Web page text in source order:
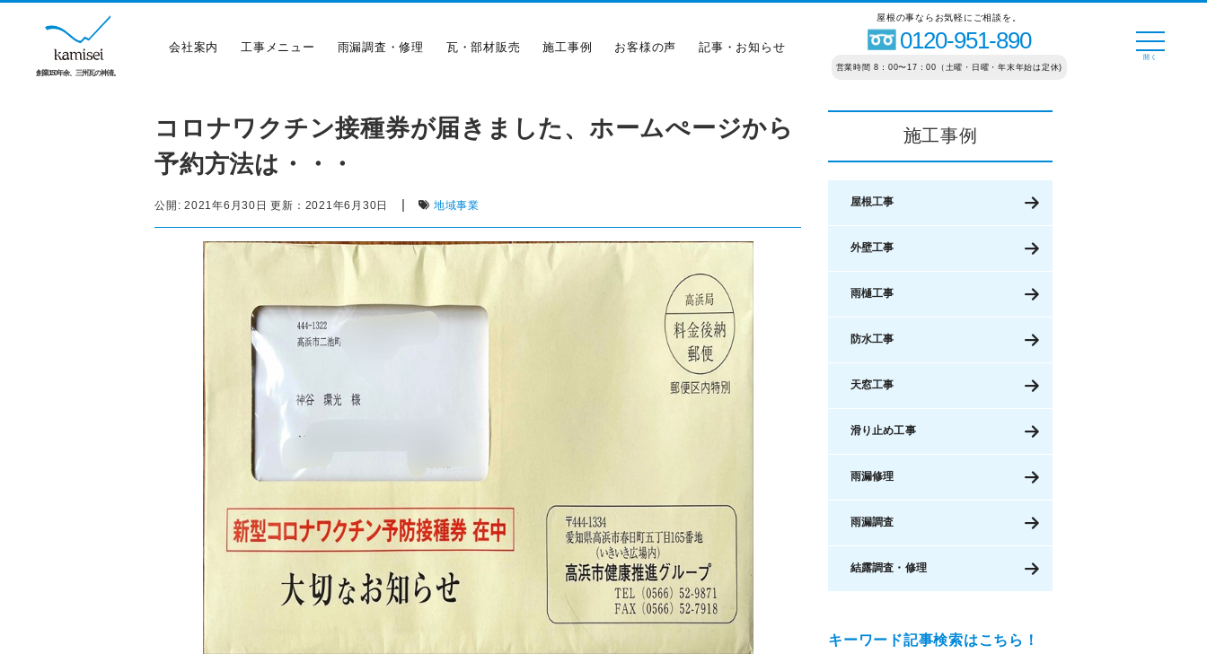
創業150年余、三州瓦の神清。
会社案内 工事メニュー 雨漏調査・修理 瓦・部材販売 施工事例 お客様の声 記事・お知らせ
屋根の事ならお気軽にご相談を。
0120-951-890
営業時間 8：00〜17：00（土曜・日曜・年末年始は定休)
コロナワクチン接種券が届きました、ホームぺージから
予約方法は・・・
公開: 2021年6月30日 更新： 2021年6月30日 | 地域事業
施工事例
屋根工事
外壁工事
雨樋工事
防水工事
天窓工事
滑り止め工事
雨漏修理
雨漏調査
結露調査・修理
キーワード記事検索はこちら！